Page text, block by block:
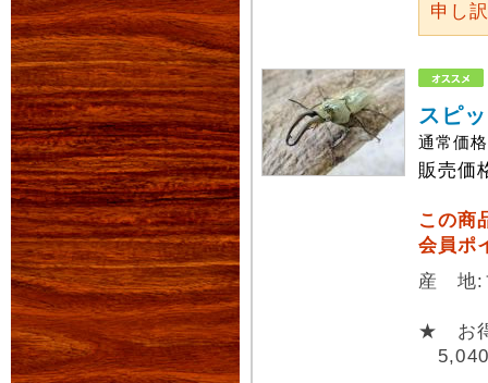
申し
スピ
通常価
販売価
この商
会員ポ
産 地:
★ お